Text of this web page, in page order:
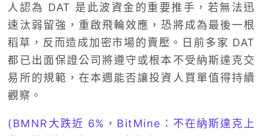
人認為 DAT 是此波資金的重要推手，若無法迅
速汰弱留強，重啟飛輪效應，恐將成為最後一根
稻草，反而造成加密市場的賣壓。日前多家 DAT
都已出面保證公司將遵守或根本不受納斯達克交
易所的規範，在本週能否讓投資人買單值得持續
觀察。
(BMNR大跌近 6%，BitMine：不在納斯達克上